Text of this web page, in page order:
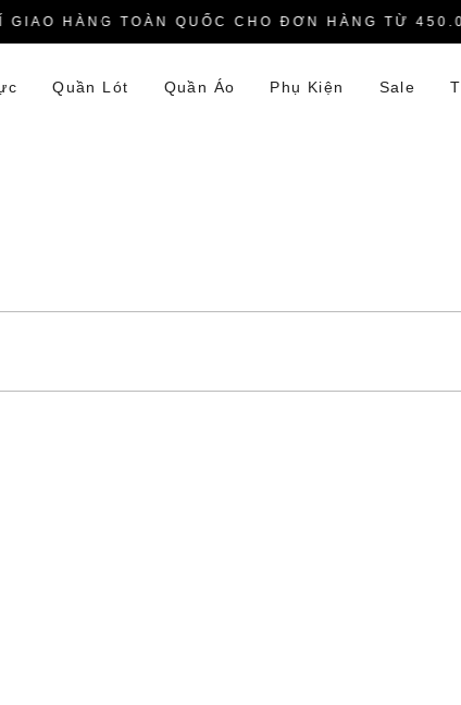
HÀNG TOÀN QUỐC CHO ĐƠN HÀNG TỪ
Quần Lót Quần Áo Phụ Kiện Sale